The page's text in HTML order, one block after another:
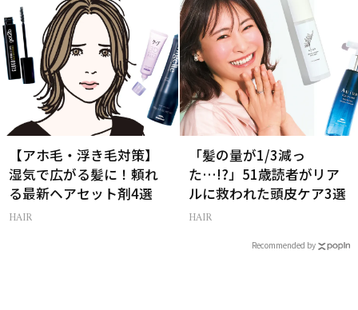
【アホ毛・浮き毛対策】
湿気で広がる髪に！頼れ
る最新ヘアセット剤4選
HAIR
「髪の量が1/3減っ
た…!?」51歳読者がリア
ルに救われた頭皮ケア3選
HAIR
Recommended by